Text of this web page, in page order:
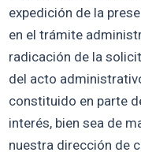
expedición de la
en el trámite
radicación de la
del acto
constituido en parte
interés, bien sea de
nuestra dirección de